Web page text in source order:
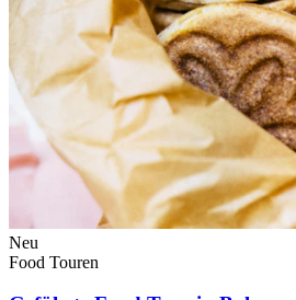
Neu
Food Touren